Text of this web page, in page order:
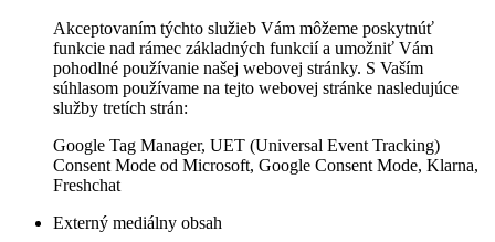
Akceptovaním týchto služieb Vám môžeme poskytnúť
funkcie nad rámec základných funkcií a umožniť Vám
pohodlné používanie našej webovej stránky. S Vaším
súhlasom používame na tejto webovej stránke nasledujúce
služby tretích strán:
Google Tag Manager, UET (Universal Event Tracking)
Consent Mode od Microsoft, Google Consent Mode, Klarna,
Freshchat
Externý mediálny obsah